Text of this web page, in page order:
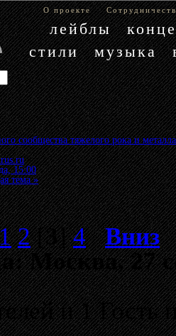
О проекте
лейблы
стили
музыка
сообщества тяжелого рока и металла
»
15:00
тема »
2[3]4
Вниз
Москва, 27
и 1 Гость